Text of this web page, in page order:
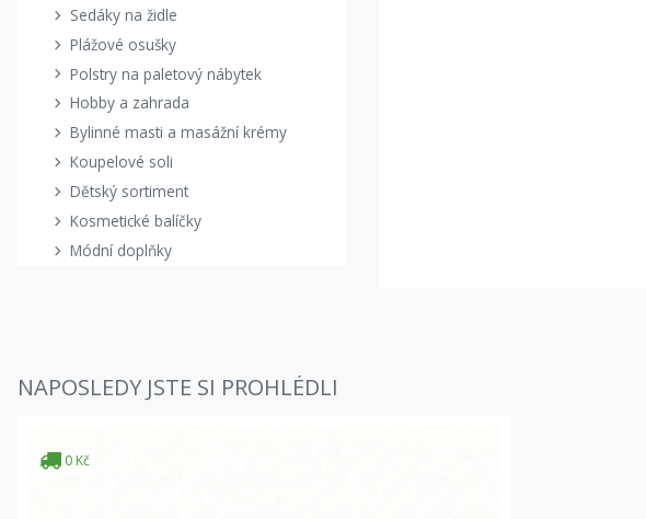
Sedáky na židle
Plážové osušky
Polstry na paletový nábytek
Hobby a zahrada
Bylinné masti a masážní krémy
Koupelové soli
Dětský sortiment
Kosmetické balíčky
Módní doplňky
NAPOSLEDY JSTE SI PROHLÉDLI
0 Kč